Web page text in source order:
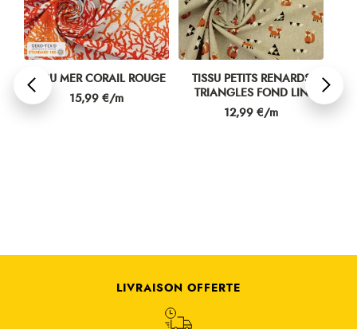
TISSU MER CORAIL ROUGE
Prix
15,99 €/m
TISSU PETITS RENARDS
TRIANGLES FOND LIN
Prix
12,99 €/m
LIVRAISON OFFERTE